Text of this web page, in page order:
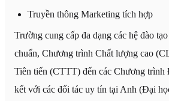
Truyền thông Marketing tích hợp
Trường cung cấp đa dạng các hệ đào
chuẩn, Chương trình Chất lượng cao
Tiên tiến (CTTT) đến các Chương trình
kết với các đối tác uy tín tại Anh (Đại